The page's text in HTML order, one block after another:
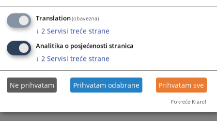
Translation(obavezna)
↓ 2 Servisi treće strane
Analitika o posjećenosti stranica
↓ 2 Servisi treće strane
Ne prihvatam Prihvatam odabrane Prihvatam sve
Pokreće Klaro!